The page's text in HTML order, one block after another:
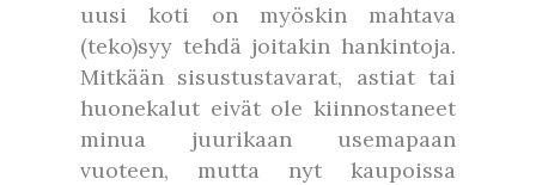
uusi koti on myöskin mahtava
(teko)syy tehdä joitakin hankintoja.
Mitkään sisustustavarat, astiat tai
huonekalut eivät ole kiinnostaneet
minua juurikaan usemapaan
vuoteen, mutta nyt kaupoissa